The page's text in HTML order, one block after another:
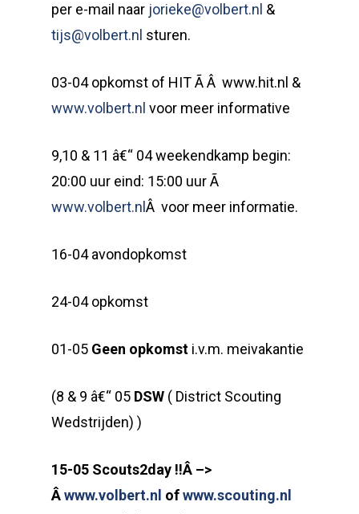
per e-mail naar jorieke@volbert.nl &
tijs@volbert.nl sturen.
03-04 opkomst of HIT Ã Â www.hit.nl &
www.volbert.nl voor meer informative
9,10 & 11 â€“ 04 weekendkamp begin:
20:00 uur eind: 15:00 uur Ã
www.volbert.nl Â voor meer informatie.
16-04 avondopkomst
24-04 opkomst
01-05 Geen opkomst i.v.m. meivakantie
(8 & 9 â€“ 05 DSW ( District Scouting
Wedstrijden) )
15-05 Scouts2day !!Â –>
Âwww.volbert.nl ofwww.scouting.nl